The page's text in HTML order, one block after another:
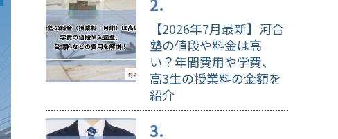
【2026年7月最新】河合
塾の値段や料金は高
い？年間費用や学費、
高3生の授業料の金額を
紹介